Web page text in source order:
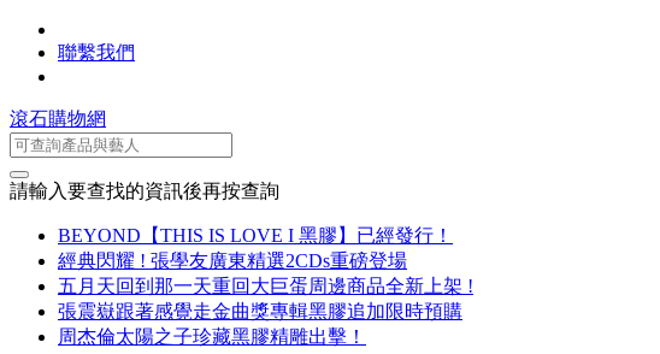
聯繫我們
滾石購物網
請輸入要查找的資訊後再按查詢
BEYOND【THIS IS LOVE I 黑膠】已經發行！
經典閃耀 ! 張學友廣東精選2CDs重磅登場
五月天回到那一天重回大巨蛋周邊商品全新上架 !
張震嶽跟著感覺走金曲獎專輯黑膠追加限時預購
周杰倫太陽之子珍藏黑膠精雕出擊！